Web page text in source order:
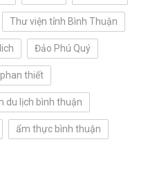
Thư viện tỉnh Bình Thuận
Đảo Phú Quý
thiết
du lịch bình thuận
ẩm thực bình thuận